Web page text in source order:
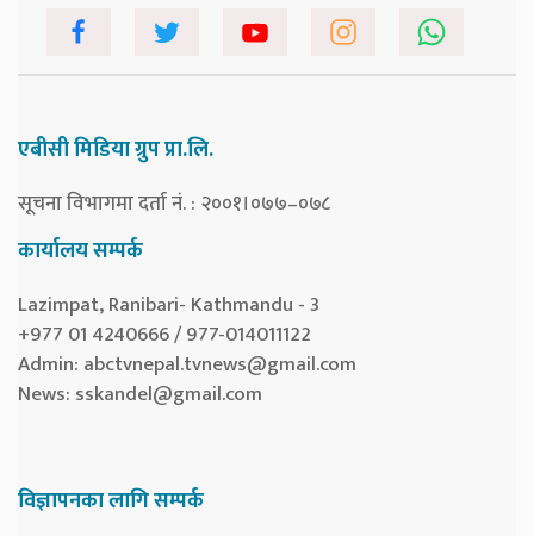
एबीसी मिडिया ग्रुप प्रा.लि.
सूचना विभागमा दर्ता नं. : २००१।०७७–०७८
कार्यालय सम्पर्क
Lazimpat, Ranibari- Kathmandu - 3
+977 01 4240666 / 977-014011122
Admin: abctvnepal.tvnews@gmail.com
News: sskandel@gmail.com
विज्ञापनका लागि सम्पर्क